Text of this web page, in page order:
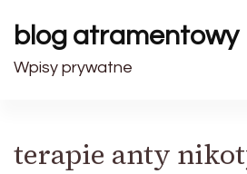
blog atramentowy
Wpisy prywatne
terapie anty